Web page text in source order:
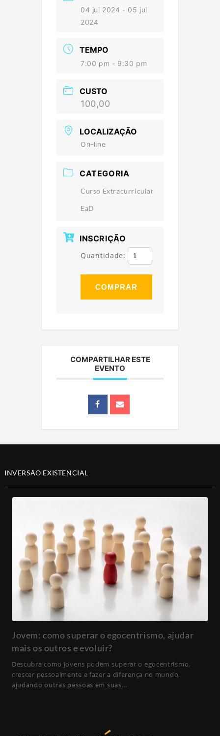
04 jul 2024 - 05 jul
2024
TEMPO
7:00 pm - 9:30 pm
CUSTO
100,00
LOCALIZAÇÃO
On-line
CATEGORIA
Curso Extracurricular
EaD
INSCRIÇÃO
Quantidade:
COMPRAR
COMPARTILHAR ESTE
EVENTO
INVERSÃO EXISTENCIAL
Jovem: como superar o egocentrismo, ajudar
mais os outros e evoluir?
Descubra como jovens podem superar o egocentrismo,
crescer pessoalmente e fazer a diferença no mundo,
ajudando outras pessoas em suas…